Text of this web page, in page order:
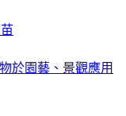
於園藝、景觀應用